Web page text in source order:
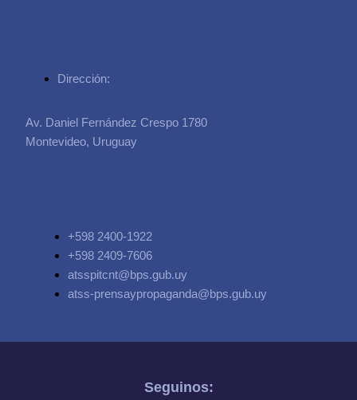
Dirección:
Av. Daniel Fernández Crespo 1780
Montevideo, Uruguay
+598 2400-1922
+598 2409-7606
atsspitcnt@bps.gub.uy
atss-prensaypropaganda@bps.gub.uy
Seguinos: